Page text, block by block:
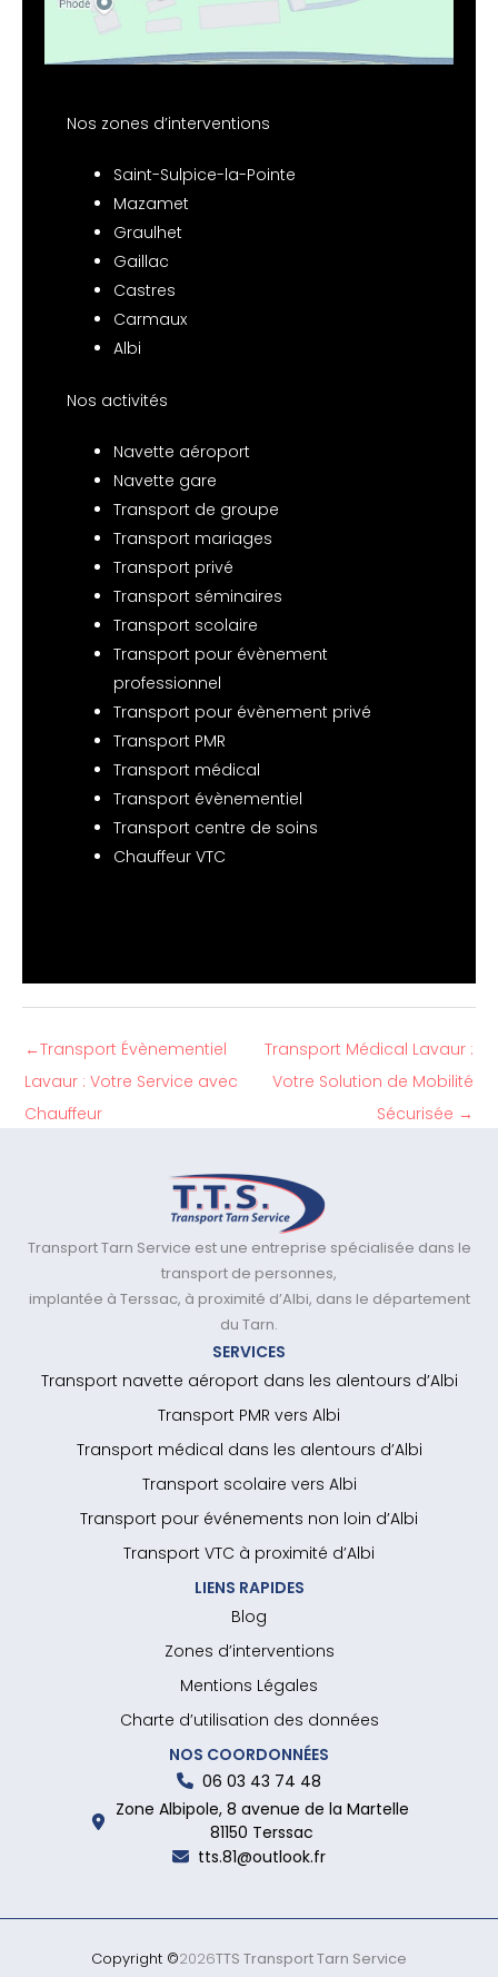
Nos zones d’interventions
Saint-Sulpice-la-Pointe
Mazamet
Graulhet
Gaillac
Castres
Carmaux
Albi
Nos activités
Navette aéroport
Navette gare
Transport de groupe
Transport mariages
Transport privé
Transport séminaires
Transport scolaire
Transport pour évènement
professionnel
Transport pour évènement privé
Transport PMR
Transport médical
Transport évènementiel
Transport centre de soins
Chauffeur VTC
←Transport Évènementiel
Lavaur : Votre Service avec
Chauffeur
Transport Médical Lavaur :
Votre Solution de Mobilité
Sécurisée →
Transport Tarn Service est une entreprise spécialisée dans le
transport de personnes,
implantée à Terssac, à proximité d’Albi, dans le département
du Tarn.
SERVICES
Transport navette aéroport dans les alentours d’Albi
Transport PMR vers Albi
Transport médical dans les alentours d’Albi
Transport scolaire vers Albi
Transport pour événements non loin d’Albi
Transport VTC à proximité d’Albi
LIENS RAPIDES
Blog
Zones d’interventions
Mentions Légales
Charte d’utilisation des données
NOS COORDONNÉES
06 03 43 74 48
Zone Albipole, 8 avenue de la Martelle
81150 Terssac
tts.81@outlook.fr
Copyright ©2026TTS Transport Tarn Service